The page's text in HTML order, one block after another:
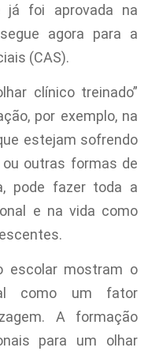
já foi aprovada na
agora para a
(CAS).
clínico treinado”
por exemplo, na
estejam sofrendo
outras formas de
pode fazer toda a
e na vida como
escolar mostram o
como um fator
A formação
para um olhar